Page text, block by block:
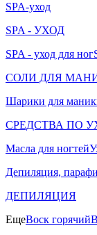
SPA-уход
SPA - УХОД
SPA - уход для ног
СОЛИ ДЛЯ
Шарики для
СРЕДСТВА ПО
Масла для ногтей
Депиляция,
ДЕПИЛЯЦИЯ
ЕщеВоск горячий